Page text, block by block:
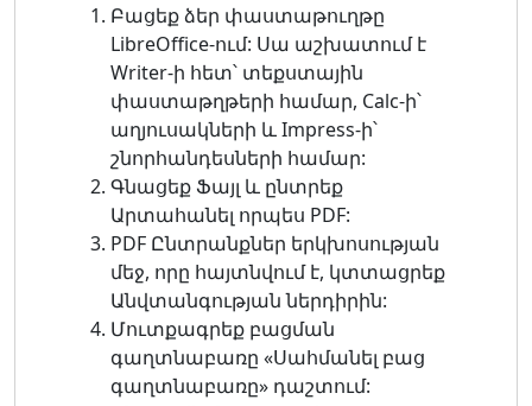
Բացեք ձեր փաստաթուղթը
LibreOffice-ում: Սա աշխատում է
Writer-ի հետ՝ տեքստային
փաստաթղթերի համար, Calc-ի՝
աղյուսակների և Impress-ի՝
շնորհանդեսների համար:
Գնացեք Ֆայլ և ընտրեք
Արտահանել որպես PDF:
PDF Ընտրանքներ երկխոսության
մեջ, որը հայտնվում է, կտտացրեք
Անվտանգության ներդիրին:
Մուտքագրեք բացման
գաղտնաբառը «Սահմանել բաց
գաղտնաբառը» դաշտում: